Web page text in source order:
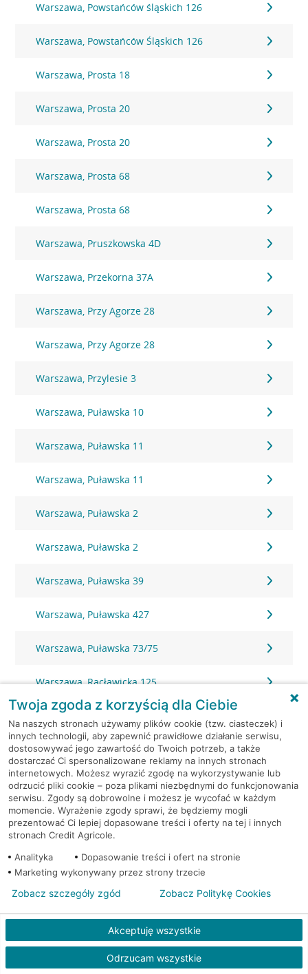
Warszawa, Powstańców śląskich 126
Warszawa, Powstańców Śląskich 126
Warszawa, Prosta 18
Warszawa, Prosta 20
Warszawa, Prosta 20
Warszawa, Prosta 68
Warszawa, Prosta 68
Warszawa, Pruszkowska 4D
Warszawa, Przekorna 37A
Warszawa, Przy Agorze 28
Warszawa, Przy Agorze 28
Warszawa, Przylesie 3
Warszawa, Puławska 10
Warszawa, Puławska 11
Warszawa, Puławska 11
Warszawa, Puławska 2
Warszawa, Puławska 2
Warszawa, Puławska 39
Warszawa, Puławska 427
Warszawa, Puławska 73/75
Warszawa, Racławicka 125
Warszawa, Rembielińska 7
Warszawa, Rondo Daszyńskiego 2
Warszawa, Rondo Daszyńskiego 2
Warszawa, Rondo Ignacego Daszyńskiego 2a
Warszawa, Rondo Ignacego Daszyńskiego 2a
Warszawa, Rzeczypospolitej 14
Warszawa, Sierpińskiego 1
Twoja zgoda z korzyścią dla Ciebie
Na naszych stronach używamy plików cookie (tzw. ciasteczek) i
innych technologii, aby zapewnić prawidłowe działanie serwisu,
dostosowywać jego zawartość do Twoich potrzeb, a także
dostarczać Ci spersonalizowane reklamy na innych stronach
internetowych. Możesz wyrazić zgodę na wykorzystywanie lub
odrzucić pliki cookie – poza plikami niezbędnymi do funkcjonowania
serwisu. Zgody są dobrowolne i możesz je wycofać w każdym
momencie. Wyrażenie zgody sprawi, że będziemy mogli
prezentować Ci lepiej dopasowane treści i oferty na tej i innych
stronach Credit Agricole.
Analityka
Dopasowanie treści i ofert na stronie
Marketing wykonywany przez strony trzecie
Akceptuję wszystkie
Odrzucam wszystkie
Zobacz szczegóły zgód Zobacz Politykę Cookies